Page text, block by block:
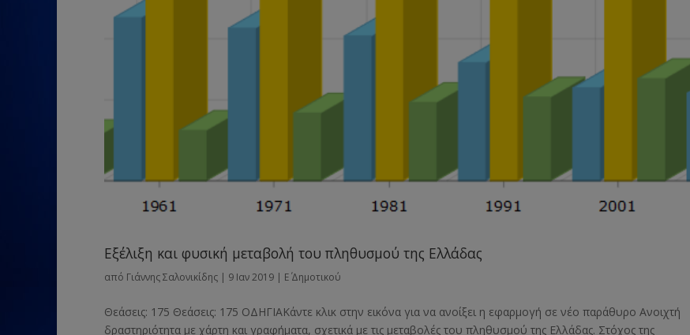
Εξέλιξη και φυσική μεταβολή του πληθυσμού της Ελλάδας
από Γιάννης Σαλονικίδης | 9 Ιαν 2019 | Ε΄ Δημοτικού
Θεάσεις: 175 Θεάσεις: 175 ΟΔΗΓΙΑΚάντε κλικ στην εικόνα για να ανοίξει η εφαρμογή σε νέο παράθυρο Ανοιχτή
δραστηριότητα με χάρτη και γραφήματα, σχετικά με τις μεταβολές του πληθυσμού της Ελλάδας. Στόχος της